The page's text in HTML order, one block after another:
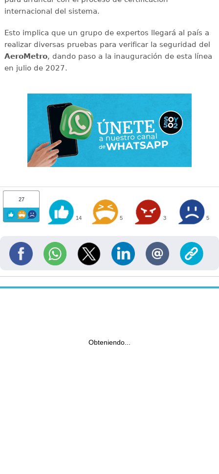
internacional del sistema.
Esto implica que un grupo de expertos llegará al país a
realizar diversas pruebas para verificar la seguridad del
AeroMetro, dando paso a la inauguración de esta línea
en julio de 2027.
27
14 5 3 5
Obteniendo...